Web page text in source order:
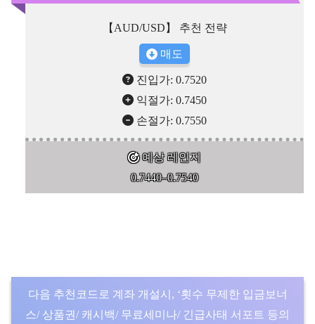
【AUD/USD】 추천 전략
매도
진입가: 0.7520
익절가: 0.7450
손절가: 0.7550
예상 레인지
0.7440–0.7540
다음 추천코드로 계좌 개설시, ‘횟수 무제한 입금보너
스/ 상품권/ 캐시백/ 무료세미나/ 긴급사태 서포트 등의